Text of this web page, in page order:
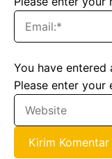
You have entered
Please enter your